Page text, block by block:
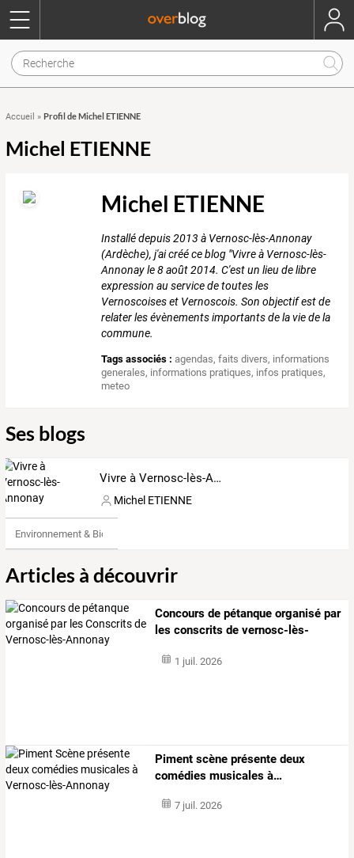
Accueil » Profil de Michel ETIENNE
Michel ETIENNE
Michel ETIENNE
Installé depuis 2013 à Vernosc-lès-Annonay
(Ardèche), j'ai créé ce blog "Vivre à Vernosc-lès-
Annonay le 8 août 2014. C'est un lieu de libre
expression au service de toutes les
Vernoscoises et Vernoscois. Son objectif est de
relater les évènements importants de la vie de la
commune.
Tags associés : agendas,faits divers, informations
generales, informations pratiques, infos pratiques,
meteo
Ses blogs
Vivre à Vernosc-lès-Annonay
Michel ETIENNE
Environnement & Bio
Articles à découvrir
Concours de pétanque organisé par
les conscrits de vernosc-lès-
1 juil. 2026
Piment scène présente deux
comédies musicales à…
7 juil. 2026